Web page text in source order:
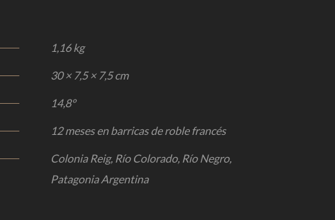
1,16 kg
30 × 7,5 × 7,5 cm
14,8°
12 meses en barricas de roble francés
Colonia Reig, Río Colorado, Río Negro,
Patagonia Argentina